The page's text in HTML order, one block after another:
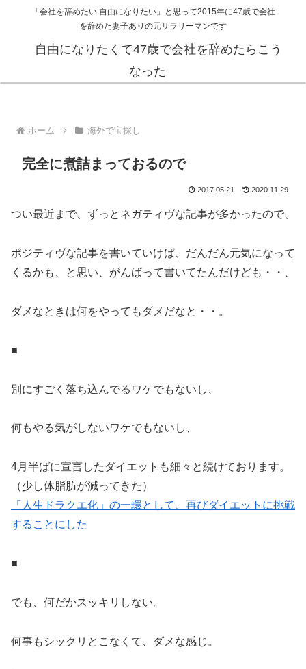
「会社を辞めたい 自由になりたい」と思って2015年に47歳で会社
を辞めた妻子ありの元サラリーマンです
自由になりたくて47歳で会社を辞めたらこう
なった
ホーム 海外で宝探し
完全に煮詰まっておるので
2017.05.21 2020.11.29
つい最近まで、ずっとネガティヴな記事が多かったので、
ポジティヴな記事を書いていけば、だんだん元気になって
くるかも、と思い、がんばって書いてたんだけども・・、
ダメなときは何をやってもダメだなと・・。
■
別にすごく落ち込んでるワケでもないし、
何もやる気がしないワケでもないし、
4月半ばに宣言したダイエットも細々と続けております。
（少し体脂肪が減ってきた）
「人生ドラクエ化」の一環として、再びダイエットに挑戦
することにした
■
でも、何だかスッキリしない。
何事もシックリとこなくて、ダメな感じ。